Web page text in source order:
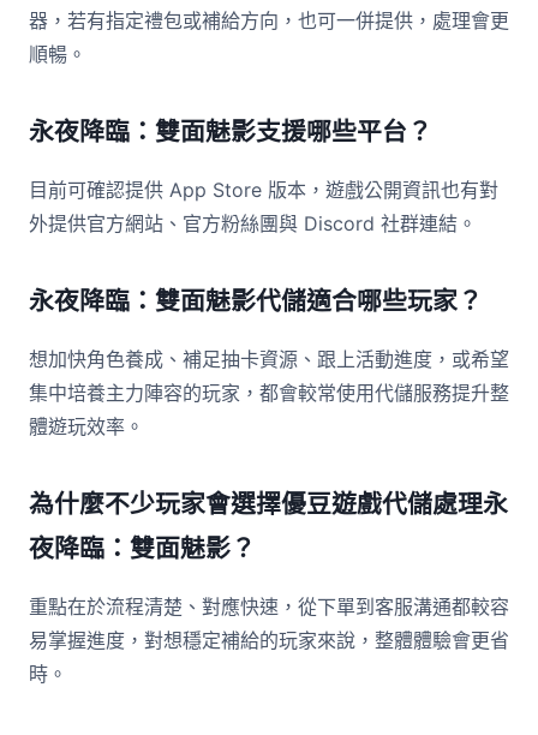
器，若有指定禮包或補給方向，也可一併提供，處理會更
順暢。
永夜降臨：雙面魅影支援哪些平台？
目前可確認提供 App Store 版本，遊戲公開資訊也有對
外提供官方網站、官方粉絲團與 Discord 社群連結。
永夜降臨：雙面魅影代儲適合哪些玩家？
想加快角色養成、補足抽卡資源、跟上活動進度，或希望
集中培養主力陣容的玩家，都會較常使用代儲服務提升整
體遊玩效率。
為什麼不少玩家會選擇優豆遊戲代儲處理永
夜降臨：雙面魅影？
重點在於流程清楚、對應快速，從下單到客服溝通都較容
易掌握進度，對想穩定補給的玩家來說，整體體驗會更省
時。